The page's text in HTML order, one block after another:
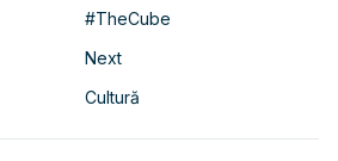
#TheCube
Next
Cultură